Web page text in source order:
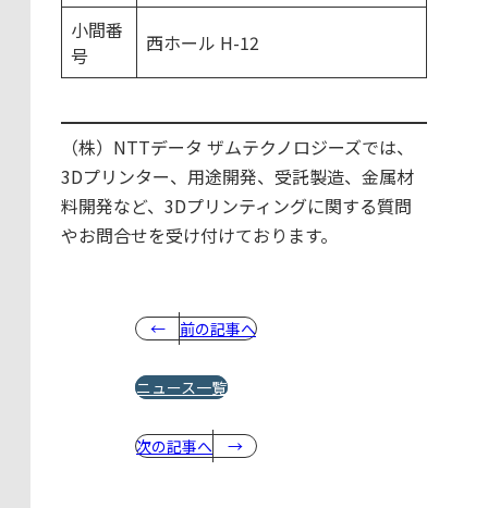
小間番
号
西ホール H-12
（株）NTTデータ ザムテクノロジーズでは、
3Dプリンター、用途開発、受託製造、金属材
料開発など、3Dプリンティングに関する質問
やお問合せを受け付けております。
前の記事へ
ニュース一覧
次の記事へ